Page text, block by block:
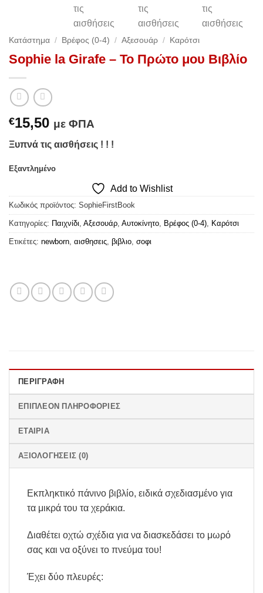
Κατάστημα / Βρέφος (0-4) / Αξεσουάρ / Καρότσι
Sophie la Girafe – Το Πρώτο μου Βιβλίο
€15,50 με ΦΠΑ
Ξυπνά τις αισθήσεις ! ! !
Εξαντλημένο
Add to Wishlist
Κωδικός προϊόντος: SophieFirstBook
Κατηγορίες: Παιχνίδι, Αξεσουάρ, Αυτοκίνητο, Βρέφος (0-4), Καρότσι
Ετικέτες: newborn, αισθησεις, βιβλιο, σοφι
ΠΕΡΙΓΡΑΦΉ
ΕΠΙΠΛΈΟΝ ΠΛΗΡΟΦΟΡΊΕΣ
ΕΤΑΙΡΊΑ
ΑΞΙΟΛΟΓΉΣΕΙΣ (0)
Εκπληκτικό πάνινο βιβλίο, ειδικά σχεδιασμένο για
τα μικρά του τα χεράκια.
Διαθέτει οχτώ σχέδια για να διασκεδάσει το μωρό
σας και να οξύνει το πνεύμα του!
Έχει δύο πλευρές: